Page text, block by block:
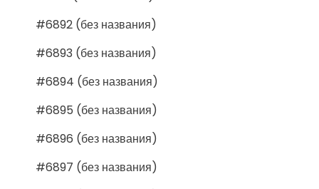
#6892 (без названия)
#6893 (без названия)
#6894 (без названия)
#6895 (без названия)
#6896 (без названия)
#6897 (без названия)